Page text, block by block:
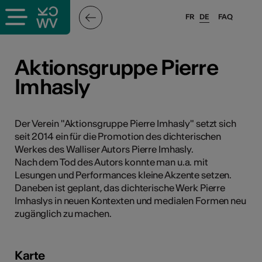
FAQ
FR DE
Aktionsgruppe Pierre
Imhasly
Der Verein "Aktionsgruppe Pierre Imhasly" setzt sich
seit 2014 ein für die Promotion des dichterischen
Werkes des Walliser Autors Pierre Imhasly.
Nach dem Tod des Autors konnte man u.a. mit
Lesungen und Performances kleine Akzente setzen.
Daneben ist geplant, das dichterische Werk Pierre
Imhaslys in neuen Kontexten und medialen Formen neu
zugänglich zu machen.
Karte